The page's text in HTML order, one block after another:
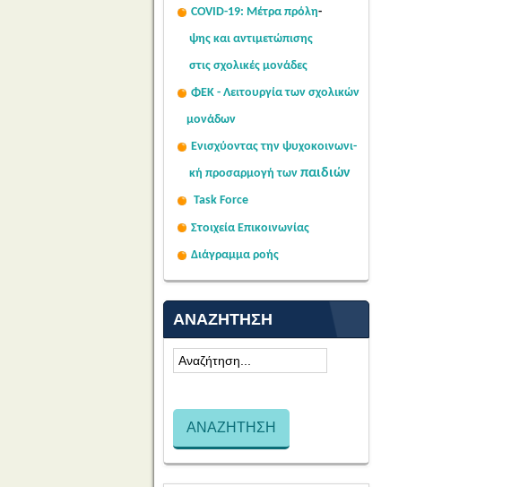
COVID-19: Μέτρα πρόλη-
ψης και αντιμετώπισης
στις σχολικές μονάδες
ΦΕΚ - Λειτουργία των σχολικών
μονάδων
Ενισχύοντας την ψυχοκοινωνι-
κή προσαρμογή των παιδιών
Task Force
Στοιχεία Επικοινωνίας
Διάγραμμα ροής
ΑΝΑΖΉΤΗΣΗ